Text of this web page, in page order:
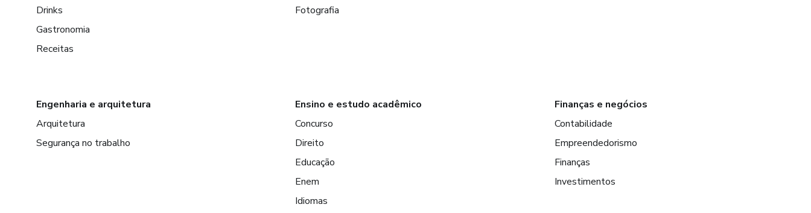
Drinks
Gastronomia
Receitas
Fotografia
Engenharia e arquitetura
Arquitetura
Segurança no trabalho
Ensino e estudo acadêmico
Concurso
Direito
Educação
Enem
Idiomas
Finanças e negócios
Contabilidade
Empreendedorismo
Finanças
Investimentos